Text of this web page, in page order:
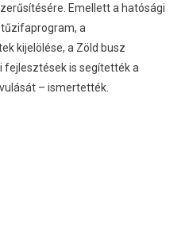
Emellett a hatósági
a
kijelölése, a Zöld busz
fejlesztések is segítették a
– ismertették.